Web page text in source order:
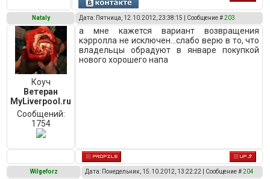
Nataly Дата: Пятница, 12.10.2012, 23:38:15 | Сообщение #203
Коуч
Ветеран
MyLiverpool.ru
Сообщений:
1754
а мне кажется вариант возвращения
кэрролла не исключен...слабо верю в то, что
владельцы обрадуют в январе покупкой
нового хорошего напа
Wilgeforz Дата: Понедельник, 15.10.2012, 13:22:22 | Сообщение #204